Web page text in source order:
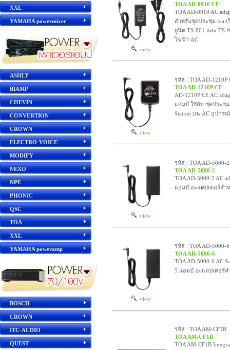
XXL
YAMAHA powermixer
ASHLY
BIAMP
CHEVIN
CONVERTION
CROWN
ELECTRO-VOICE
MODIFY
NEXO
NPE
PHONIC
QSC
TOA
XXL
YAMAHA poweramp
BOSCH
CROWN
ITC-AUDIO
QUEST
view
TOA AD-0910 CE
TOA AD-0910 AC
สำหรับชุดประชุม toa
ยูนิต TS-801 และ TS-
ไฟฟ้า AC
view
รหัส : TOA AD-1210P
TOA AD-1210P CE
AD-1210P CE AC
แอมป์ ใช้กับ ชุดประชุม
Station บน AC อุปกร
view
รหัส : TOA AD-5000-2
TOA AD-5000-2
TOA AD-5000-2 AC
แอมป์ อะแดปเตอร์สำ
view
รหัส : TOA AD-5000-6
TOA AD-5000-6
TOA AD-5000-6 AC
5 แอมป์ อะแดปเตอร์ส
รหัส : TOA AM-CF1B
TOA AM-CF1B
TOA AM-CF1B